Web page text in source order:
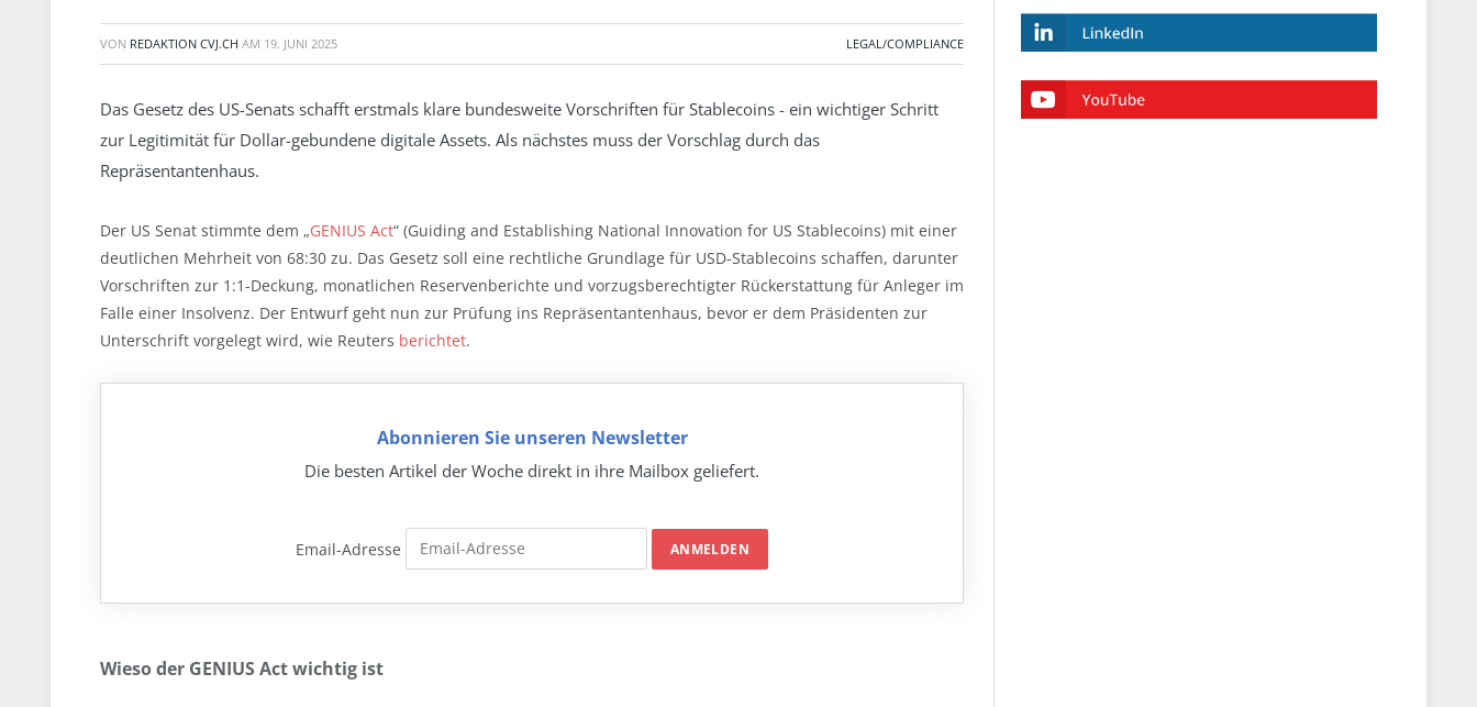
VON REDAKTION CVJ.CH AM 19. JUNI 2025 LEGAL/COMPLIANCE
Das Gesetz des US-Senats schafft erstmals klare bundesweite Vorschriften für Stablecoins - ein wichtiger Schritt
zur Legitimität für Dollar-gebundene digitale Assets. Als nächstes muss der Vorschlag durch das
Repräsentantenhaus.
Der US Senat stimmte dem „GENIUS Act“ (Guiding and Establishing National Innovation for US Stablecoins) mit einer
deutlichen Mehrheit von 68:30 zu. Das Gesetz soll eine rechtliche Grundlage für USD-Stablecoins schaffen, darunter
Vorschriften zur 1:1-Deckung, monatlichen Reservenberichte und vorzugsberechtigter Rückerstattung für Anleger im
Falle einer Insolvenz. Der Entwurf geht nun zur Prüfung ins Repräsentantenhaus, bevor er dem Präsidenten zur
Unterschrift vorgelegt wird, wie Reuters berichtet.
Abonnieren Sie unseren Newsletter
Die besten Artikel der Woche direkt in ihre Mailbox geliefert.
Email-Adresse
Wieso der GENIUS Act wichtig ist